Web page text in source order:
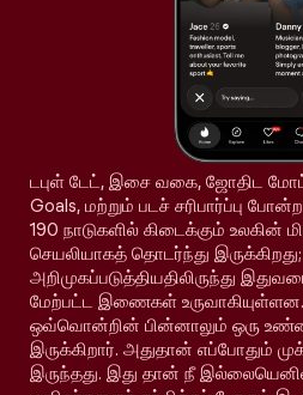
டபுள் டேட், இசை வகை, ஜோதிட
Goals, மற்றும் படச் சரிபார்ப்பு
190 நாடுகளில் கிடைக்கும் உலகின்
செயலியாகத் தொடர்ந்து
அறிமுகப்படுத்தியதிலிருந்து
மேற்பட்ட இணைகள்
ஒவ்வொன்றின் பின்னாலும் ஒரு
இருக்கிறார். அதுதான் எப்போதும்
இருந்தது. இது தான் நீ இல்லையெனில்